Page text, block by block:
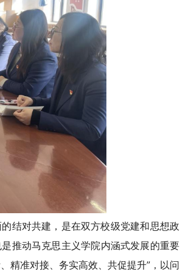
结对共建，是在双方校级党建和思想政
推动马克思主义学院内涵式发展的重要
精准对接、务实高效、共促提升”，以问